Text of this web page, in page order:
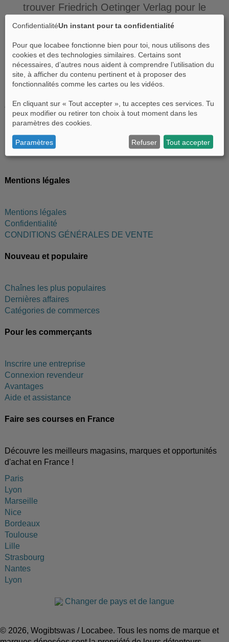
trouver Friedrich Oetinger Verlag pour le
moment. Si tu sais où trouver Friedrich Oetinger
dises.
À propos de locabee
Faits et chiffres
Partenaires
Mentions légales
Mentions légales
Confidentialité
CONDITIONS GÉNÉRALES DE VENTE
Nouveau et populaire
Chaînes les plus populaires
Dernières affaires
Catégories de commerces
Pour les commerçants
Inscrire une entreprise
Connexion revendeur
Avantages
Aide et assistance
Faire ses courses en France
Découvre les meilleurs magasins, marques et opportunités
d'achat en France !
Paris
Lyon
Marseille
Nice
Bordeaux
Toulouse
Lille
Strasbourg
Nantes
Lyon
Changer de pays et de langue
© 2026, Wogibtswas / Locabee. Tous les noms de marque et
ConfidentialitéUn instant pour ta confidentialité
Pour que locabee fonctionne bien pour toi, nous utilisons des
cookies et des technologies similaires. Certains sont
nécessaires, d’autres nous aident à comprendre l’utilisation du
site, à afficher du contenu pertinent et à proposer des
fonctionnalités comme les cartes ou les vidéos.
En cliquant sur « Tout accepter », tu acceptes ces services. Tu
peux modifier ou retirer ton choix à tout moment dans les
paramètres des cookies.
Paramètres Refuser Tout accepter